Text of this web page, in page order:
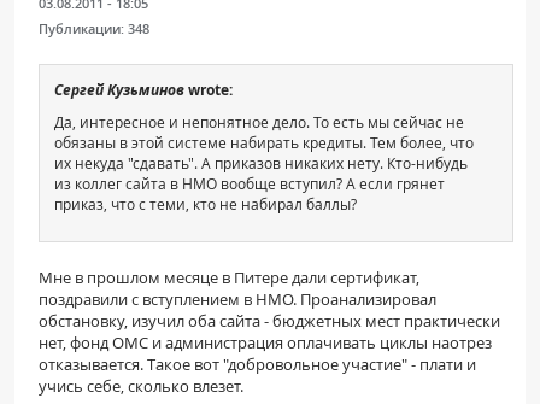
Публикации: 348
Сергей Кузьминовwrote:
Да, интересное и непонятное дело. То есть мы сейчас не
обязаны в этой системе набирать кредиты. Тем более, что
их некуда "сдавать". А приказов никаких нету. Кто-нибудь
из коллег сайта в НМО вообще вступил? А если грянет
приказ, что с теми, кто не набирал баллы?
Мне в прошлом месяце в Питере дали сертификат,
поздравили с вступлением в НМО. Проанализировал
обстановку, изучил оба сайта - бюджетных мест практически
нет, фонд ОМС и администрация оплачивать циклы наотрез
отказывается. Такое вот "добровольное участие" - плати и
учись себе, сколько влезет.